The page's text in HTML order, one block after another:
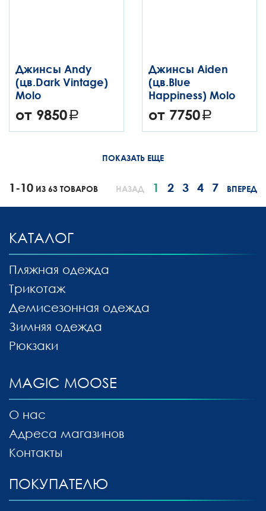
Джинсы Andy
(цв.Dark Vintage)
Molo
от 9850
Джинсы Aiden
(цв.Blue
Happiness) Molo
от 7750
1-10 ИЗ 63 ТОВАРОВ
ПОКАЗАТЬ ЕЩЕ
НАЗАД 1 2 3 4 7 ВПЕРЕД
MAGIC MOOSE
О нас
Адреса магазинов
Контакты
КАТАЛОГ
Пляжная одежда
Трикотаж
Демисезонная одежда
Зимняя одежда
Рюкзаки
ПОКУПАТЕЛЮ